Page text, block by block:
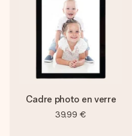
Cadre photo en verre
39,99 €